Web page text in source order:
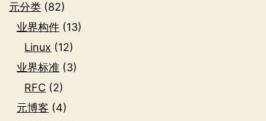
元分类 (82)
业界构件 (13)
Linux (12)
业界标准 (3)
RFC (2)
元博客 (4)